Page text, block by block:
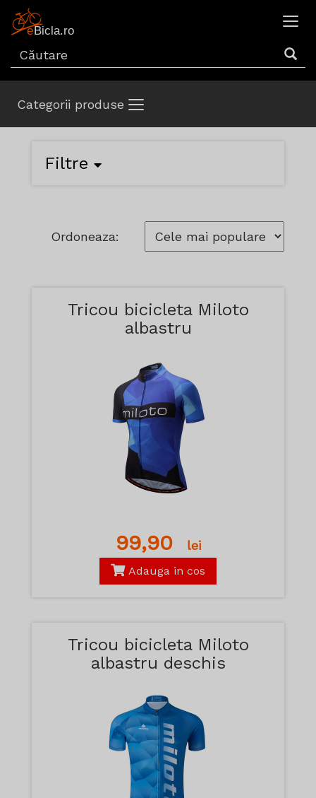
Categorii produse
Filtre
Ordoneaza:
Tricou bicicleta Miloto
albastru
99,90 lei
Adauga in cos
Tricou bicicleta Miloto
albastru deschis